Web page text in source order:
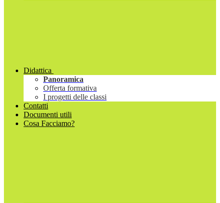
Didattica
Panoramica
Offerta formativa
I progetti delle classi
Contatti
Documenti utili
Cosa Facciamo?